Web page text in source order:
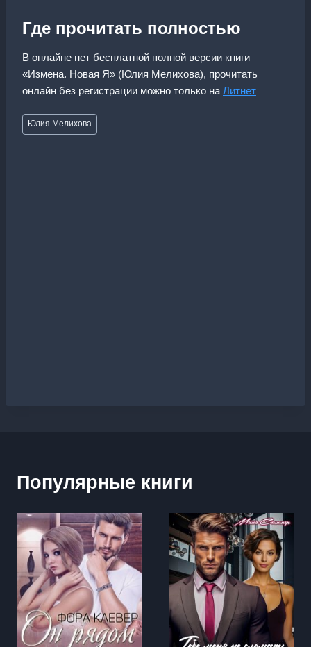
Где прочитать полностью
В онлайне нет бесплатной полной версии книги
«Измена. Новая Я» (Юлия Мелихова), прочитать
онлайн без регистрации можно только на Литнет
Метки
записи:
Юлия Мелихова
Популярные книги